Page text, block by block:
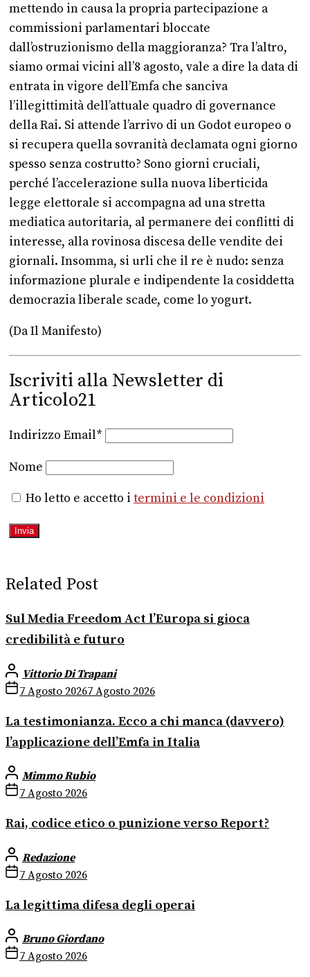
mettendo in causa la propria partecipazione a
commissioni parlamentari bloccate
dall’ostruzionismo della maggioranza? Tra l’altro,
siamo ormai vicini all’8 agosto, vale a dire la data di
entrata in vigore dell’Emfa che sanciva
l’illegittimità dell’attuale quadro di governance
della Rai. Si attende l’arrivo di un Godot europeo o
si recupera quella sovranità declamata ogni giorno
spesso senza costrutto? Sono giorni cruciali,
perché l’accelerazione sulla nuova liberticida
legge elettorale si accompagna ad una stretta
mediatica autoritaria, al permanere dei conflitti di
interesse, alla rovinosa discesa delle vendite dei
giornali. Insomma, si urli che il re è nudo: senza
informazione plurale e indipendente la cosiddetta
democrazia liberale scade, come lo yogurt.
(Da Il Manifesto)
Iscriviti alla Newsletter di
Articolo21
Indirizzo Email*
Nome
Ho letto e accetto i termini e le condizioni
Related Post
Sul Media Freedom Act l’Europa si gioca
credibilità e futuro
Vittorio Di Trapani
7 Agosto 20267 Agosto 2026
La testimonianza. Ecco a chi manca (davvero)
l’applicazione dell’Emfa in Italia
Mimmo Rubio
7 Agosto 2026
Rai, codice etico o punizione verso Report?
Redazione
7 Agosto 2026
La legittima difesa degli operai
Bruno Giordano
7 Agosto 2026